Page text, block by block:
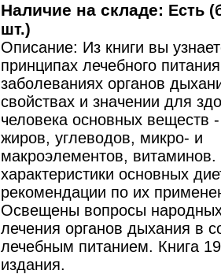
Наличие на складе: Есть
шт.)
Описание: Из книги вы
принципах лечебного
заболеваниях органов
свойствах и значении для
человека основных веществ
жиров, углеводов, микро- и
макроэлементов,
характеристики основных
рекомендации по их
Освещены вопросы
лечения органов дыхания в
лечебным питанием. Книга
издания.